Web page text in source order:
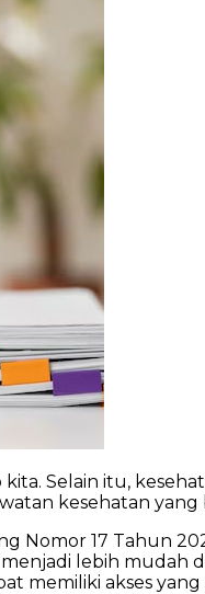
Selain itu,
kesehatan
Nomor 17 Tahun
lebih mudah
memiliki akses